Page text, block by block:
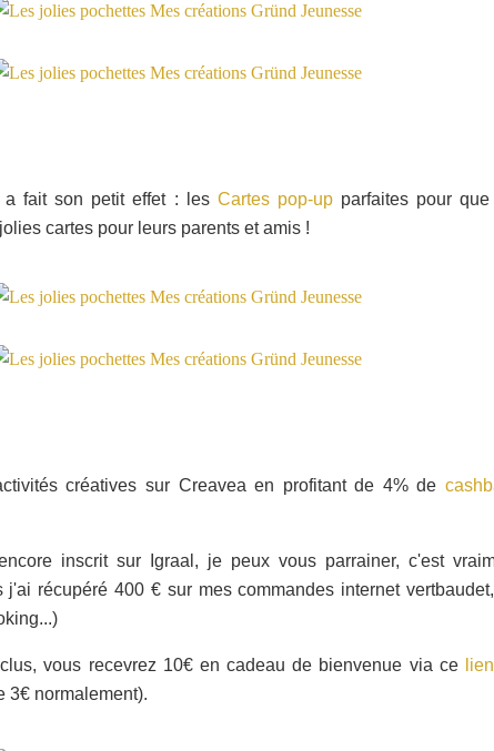
a fait son petit effet : les Cartes pop-upparfaites pour que
cartes pour leurs parents et amis !
créatives sur Creavea en profitant de 4% de
inscrit sur Igraal, je peux vous parrainer, c'est
j'ai récupéré 400 € sur mes commandes internet
vous recevrez 10€ en cadeau de bienvenue via ce
3€ normalement).